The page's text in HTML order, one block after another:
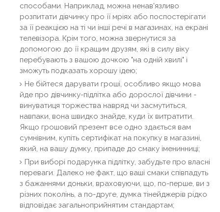
способами. Наприклад, можна ненав'язливо
розпитати дівчинку про її мріях або поспостерігати
за її реакцією на ті чи інші речі в магазинах, на екрані
телевізора. Крім того, можна звернутися за
допомогою до її кращим друзям, які в силу віку
перебувають з вашою дочкою "на одній хвилі" і
зможуть подказать хорошу ідею;
Не бійтеся дарувати гроші, особливо якщо мова
йде про дівчинку-підлітка або дорослої дівчини -
винуватиця торжества навряд чи засмутиться,
навпаки, вона швидко знайде, куди їх витратити.
Якщо грошовий презент все одно здається вам
сумнівним, купіть сертифікат на покупку в магазині,
який, на вашу думку, припаде до смаку іменинниці;
При виборі подарунка підлітку, забудьте про власні
переваги. Далеко не факт, що ваші смаки співпадуть
з бажаннями доньки, враховуючи, що, по-перше, ви з
різних поколінь, а по-друге, думка тінейджерів рідко
відповідає загальноприйнятим стандартам;